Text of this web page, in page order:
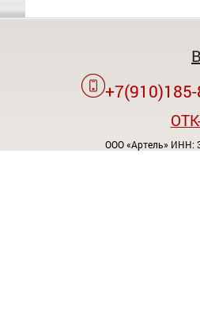
ООО «Артель» ИНН: